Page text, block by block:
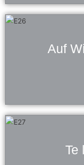
Auf
Te